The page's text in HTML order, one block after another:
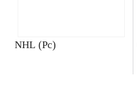
NHL (Pc)